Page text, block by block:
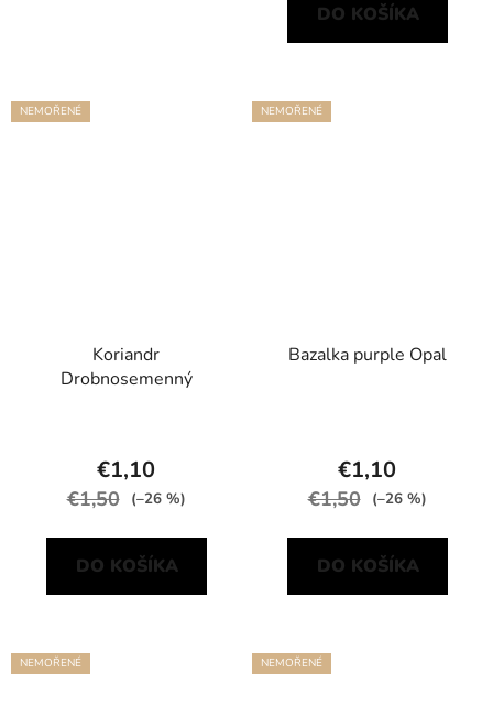
DO KOŠÍKA
NEMOŘENÉ
Koriandr
Drobnosemenný
€1,10
€1,50 (–26 %)
DO KOŠÍKA
NEMOŘENÉ
Bazalka purple Opal
€1,10
€1,50 (–26 %)
DO KOŠÍKA
NEMOŘENÉ NEMOŘENÉ